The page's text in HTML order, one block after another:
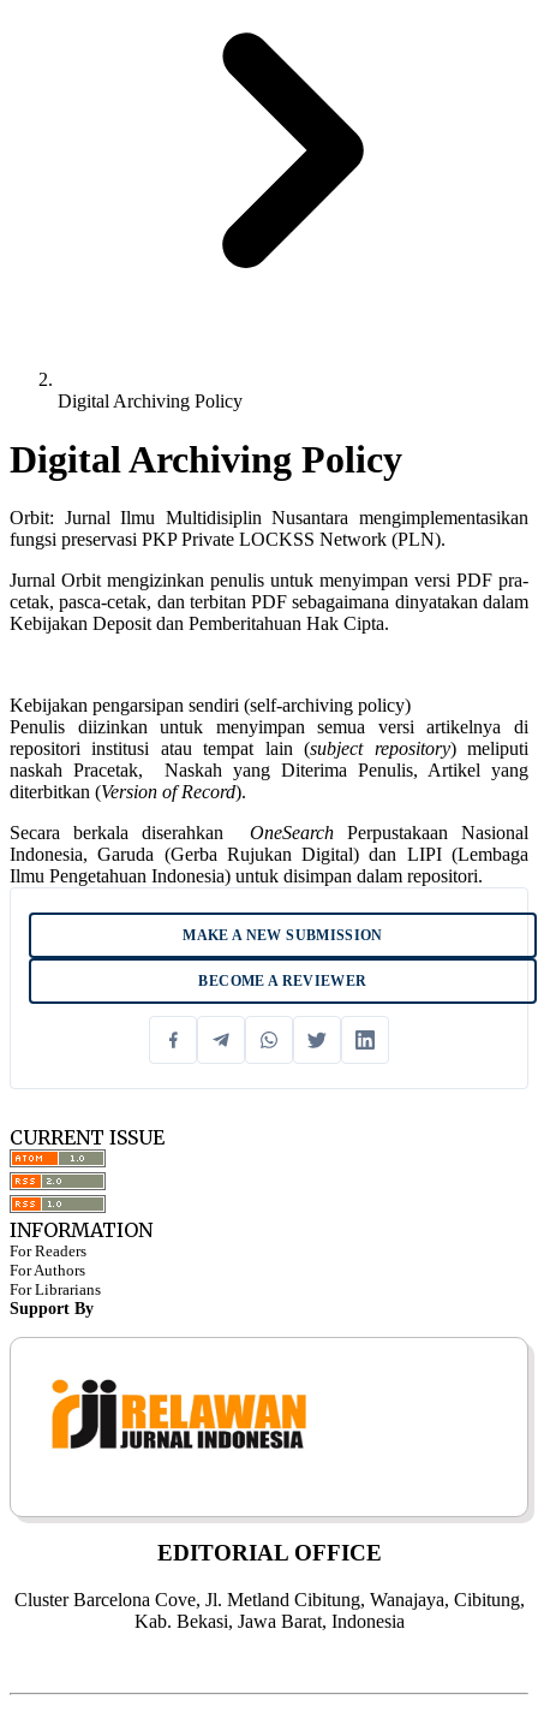
Digital Archiving Policy
Digital Archiving Policy
Orbit: Jurnal Ilmu Multidisiplin Nusantara mengimplementasikan
fungsi preservasi PKP Private LOCKSS Network (PLN).
Jurnal Orbit mengizinkan penulis untuk menyimpan versi PDF pra-
cetak, pasca-cetak, dan terbitan PDF sebagaimana dinyatakan dalam
Kebijakan Deposit dan Pemberitahuan Hak Cipta.
Kebijakan pengarsipan sendiri (self-archiving policy)
Penulis diizinkan untuk menyimpan semua versi artikelnya di
repositori institusi atau tempat lain (subject repository) meliputi
naskah Pracetak, Naskah yang Diterima Penulis, Artikel yang
diterbitkan (Version of Record).
Secara berkala diserahkan OneSearch Perpustakaan Nasional
Indonesia, Garuda (Gerba Rujukan Digital) dan LIPI (Lembaga
Ilmu Pengetahuan Indonesia) untuk disimpan dalam repositori.
MAKE A NEW SUBMISSION
BECOME A REVIEWER
CURRENT ISSUE
INFORMATION
For Readers
For Authors
For Librarians
Support By
EDITORIAL OFFICE
Cluster Barcelona Cove, Jl. Metland Cibitung, Wanajaya, Cibitung,
Kab. Bekasi, Jawa Barat, Indonesia